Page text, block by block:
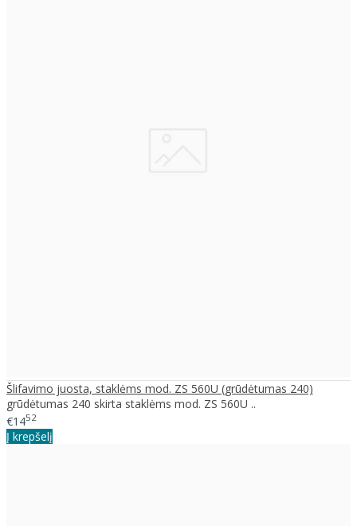
Šlifavimo juosta, staklėms mod. ZS 560U (grūdėtumas 240)
grūdėtumas 240 skirta staklėms mod. ZS 560U ..
€1452
Į krepšelį